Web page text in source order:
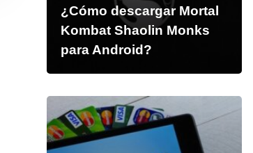
¿Cómo descargar Mortal
Kombat Shaolin Monks
para Android?